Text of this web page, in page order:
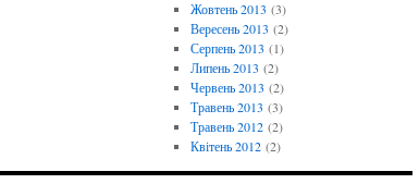
Жовтень 2013 (3)
Вересень 2013 (2)
Серпень 2013 (1)
Липень 2013 (2)
Червень 2013 (2)
Травень 2013 (3)
Травень 2012(2)
Квітень 2012(2)